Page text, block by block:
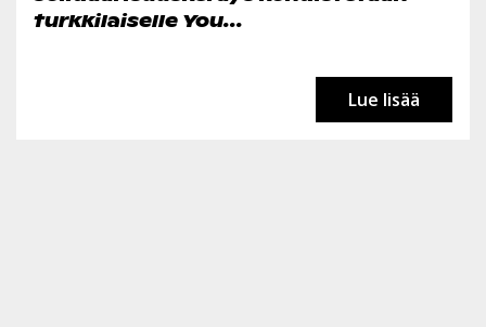
turkkilaiselle You...
Lue lisää